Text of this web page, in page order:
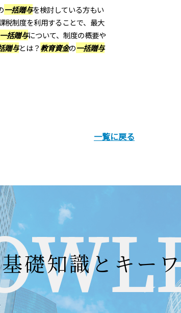
一括贈与を検討している方もい
税制度を利用することで、最大
一括贈与について、制度の概要や
贈与とは？教育資金の一括贈与
一覧に戻る
基礎知識とキー